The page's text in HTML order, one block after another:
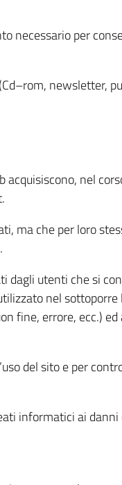
necessario per
newsletter,
nel
ma che per loro
dagli utenti che si
nel
fine, errore, ecc.)
del sito e per
informatici ai